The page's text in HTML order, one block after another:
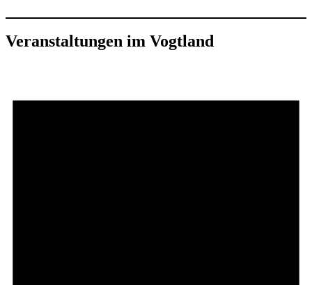
Veranstaltungen im Vogtland